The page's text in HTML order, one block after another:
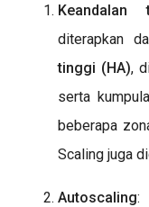
Keandalan
diterapkan
tinggi (HA),
serta
beberapa
Scaling juga
Autoscaling: